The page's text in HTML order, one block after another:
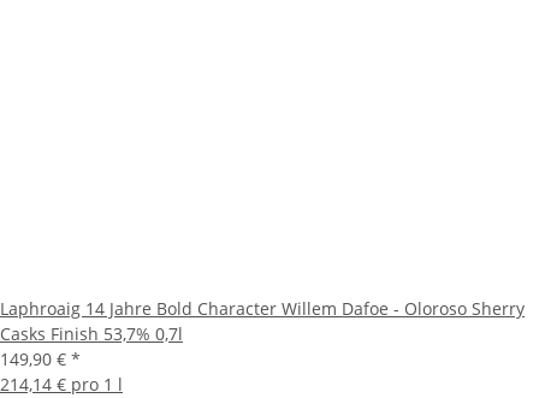
Laphroaig 14 Jahre Bold Character Willem Dafoe - Oloroso Sherry
Casks Finish 53,7% 0,7l
149,90 € *
214,14 € pro 1 l